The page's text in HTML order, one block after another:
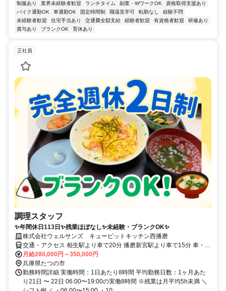
制服あり 業界未経験者歓迎 ランチタイム 副業・WワークOK
資格取得支援あり
バイク通勤OK
車通勤OK 固定時間制 職場見学可 転勤なし
経験不問
未経験者歓迎
住宅手当あり 交通費全額支給 経験者歓迎 有資格者歓迎
研修あり
賞与あり
ブランクOK 育休あり
正社員
調理スタッフ
✨年間休日113日✨残業ほぼなし✨未経験・ブランクOK✨
株式会社ウェルサンズ キューピットキッチン西播磨
交通・アクセス 相生駅より車で20分 播磨新宮駅より車で15分 車・バ
イク・自転車通勤可
月給280,000円～350,000円
兵庫県たつの市
勤務時間詳細 実働時間：1日あたり8時間 平均勤務日数：1ヶ月あた
り21日 〜 22日 06:00〜19:00の実働8時間 ※残業は月平均5h未満 ＼